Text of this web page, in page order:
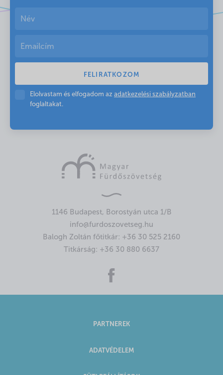
Elolvastam és elfogadom az adatkezelési szabályzatban
foglaltakat.
1146 Budapest, Borostyán utca 1/B
info@furdoszovetseg.hu
Balogh Zoltán főtitkár: +36 30 525 2160
Titkárság: +36 30 880 6637
PARTNEREK
ADATVÉDELEM